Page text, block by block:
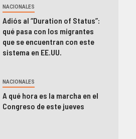
NACIONALES
Adiós al “Duration of Status”:
qué pasa con los migrantes
que se encuentran con este
sistema en EE.UU.
NACIONALES
A qué hora es la marcha en el
Congreso de este jueves